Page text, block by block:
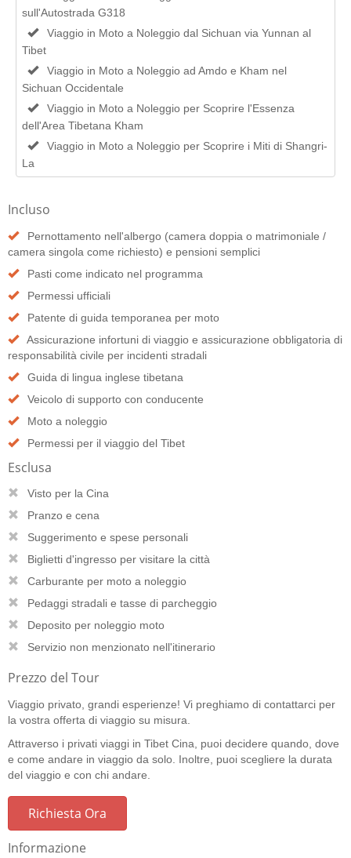
sull'Autostrada G318
Viaggio in Moto a Noleggio dal Sichuan via Yunnan al
Tibet
Viaggio in Moto a Noleggio ad Amdo e Kham nel
Sichuan Occidentale
Viaggio in Moto a Noleggio per Scoprire l'Essenza
dell'Area Tibetana Kham
Viaggio in Moto a Noleggio per Scoprire i Miti di Shangri-
La
Incluso
Pernottamento nell'albergo (camera doppia o matrimoniale /
camera singola come richiesto) e pensioni semplici
Pasti come indicato nel programma
Permessi ufficiali
Patente di guida temporanea per moto
Assicurazione infortuni di viaggio e assicurazione obbligatoria di
responsabilità civile per incidenti stradali
Guida di lingua inglese tibetana
Veicolo di supporto con conducente
Moto a noleggio
Permessi per il viaggio del Tibet
Esclusa
Visto per la Cina
Pranzo e cena
Suggerimento e spese personali
Biglietti d'ingresso per visitare la città
Carburante per moto a noleggio
Pedaggi stradali e tasse di parcheggio
Deposito per noleggio moto
Servizio non menzionato nell'itinerario
Prezzo del Tour
Viaggio privato, grandi esperienze! Vi preghiamo di contattarci per
la vostra offerta di viaggio su misura.
Attraverso i privati viaggi in Tibet Cina, puoi decidere quando, dove
e come andare in viaggio da solo. Inoltre, puoi scegliere la durata
del viaggio e con chi andare.
Richiesta Ora
Informazione